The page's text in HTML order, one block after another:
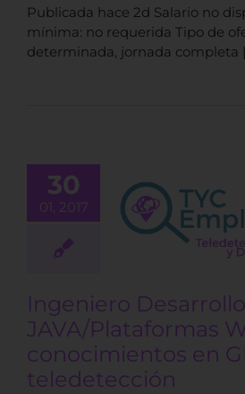
Publicada hace 2d Salario no
mínima: no requerida Tipo de
determinada, jornada completa
30
01, 2017
con
en
Ingeniero Desarrollo
JAVA/Plataformas
conocimientos en
teledetección